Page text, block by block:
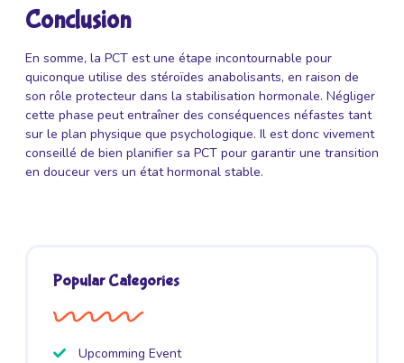
Conclusion
En somme, la PCT est une étape incontournable pour
quiconque utilise des stéroïdes anabolisants, en raison de
son rôle protecteur dans la stabilisation hormonale. Négliger
cette phase peut entraîner des conséquences néfastes tant
sur le plan physique que psychologique. Il est donc vivement
conseillé de bien planifier sa PCT pour garantir une transition
en douceur vers un état hormonal stable.
Popular Categories
Upcomming Event